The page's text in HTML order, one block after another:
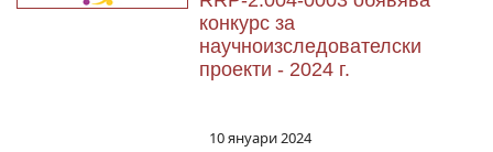
конкурс за
научноизследователски
проекти - 2024 г.
10 януари 2024